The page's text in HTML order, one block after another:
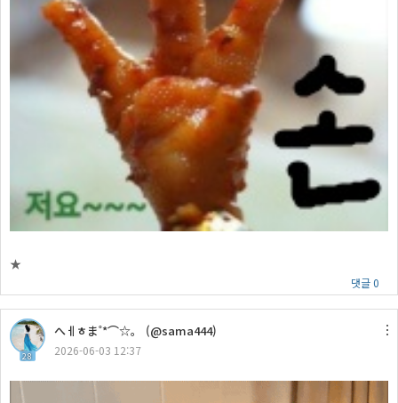
★
댓글 0
28
へㅔㅎま˚*⌒☆。 (@sama444)
2026-06-03 12:37